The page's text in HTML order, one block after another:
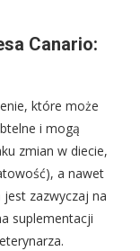
Canario:
które może
i mogą
zmian w diecie,
a nawet
zazwyczaj na
suplementacji